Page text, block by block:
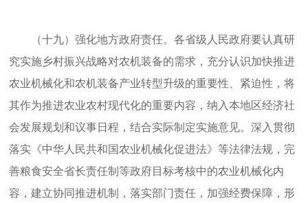
（十九）强化地方政府责任。各省级人民政府要认真研
究实施乡村振兴战略对农机装备的需求，充分认识加快推进
农业机械化和农机装备产业转型升级的重要性、紧迫性，将
其作为推进农业农村现代化的重要内容，纳入本地区经济社
会发展规划和议事日程，结合实际制定实施意见。深入贯彻
落实《中华人民共和国农业机械化促进法》等法律法规，完
善粮食安全省长责任制等政府目标考核中的农业机械化内
容，建立协同推进机制，落实部门责任，加强经费保障，形